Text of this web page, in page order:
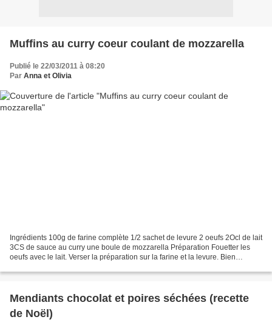
Muffins au curry coeur coulant de mozzarella
Publié le 22/03/2011 à 08:20
Par Anna et Olivia
Ingrédients 100g de farine complète 1/2 sachet de levure 2 oeufs 2Ocl de lait
3CS de sauce au curry une boule de mozzarella Préparation Fouetter les
oeufs avec le lait. Verser la préparation sur la farine et la levure. Bien
Mendiants chocolat et poires séchées (recette
de Noël)